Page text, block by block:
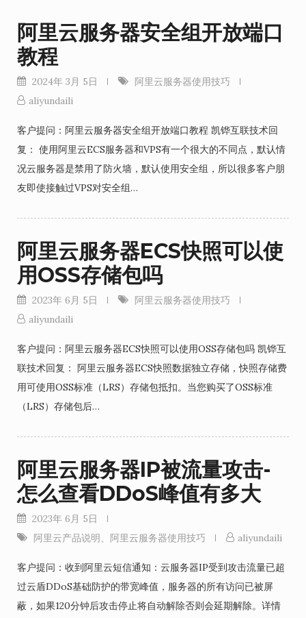
阿里云服务器安全组开放端口
教程
2024年 3月 5日
阿里云服务器使用技巧
aliyundaili
客户提问：阿里云服务器安全组开放端口教程 凯铧互联技术回
复： 使用阿里云ECS服务器和VPS有一个很大的不同点，默认情
况云服务器是禁用了防火墙，默认使用安全组，所以很多客户朋
友即使接触过VPS对安全组…
阿里云服务器ECS快照可以使
用OSS存储包吗
2023年 6月 5日
阿里云服务器使用技巧
aliyundaili
客户提问：阿里云服务器ECS快照可以使用OSS存储包吗 凯铧互
联技术回复： 阿里云服务器ECS快照数据独立存储，快照存储费
用可使用OSS标准（LRS）存储包抵扣。当您购买了OSS标准
（LRS）存储包后…
阿里云服务器IP被流量攻击-
怎么查看DDoS峰值有多大
2023年 6月 5日
阿里云产品说明、 阿里云服务器使用技巧 aliyundaili
客户提问：收到阿里云短信通知：云服务器IP受到攻击流量已超
过云盾DDoS基础防护的带宽峰值，服务器的所有访问已被屏
蔽，如果120分钟后攻击停止将自动解除否则会延期解除。详情